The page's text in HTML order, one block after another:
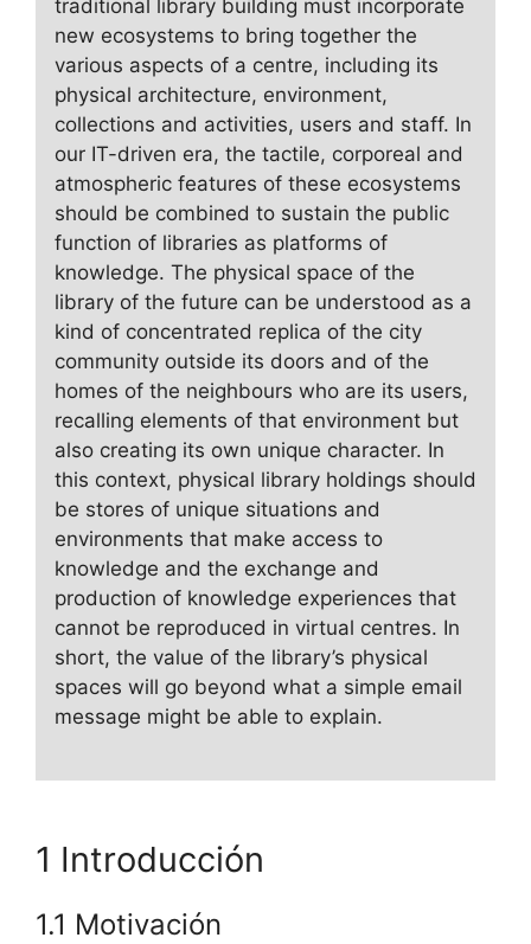
traditional library building must incorporate
new ecosystems to bring together the
various aspects of a centre, including its
physical architecture, environment,
collections and activities, users and staff. In
our IT-driven era, the tactile, corporeal and
atmospheric features of these ecosystems
should be combined to sustain the public
function of libraries as platforms of
knowledge. The physical space of the
library of the future can be understood as a
kind of concentrated replica of the city
community outside its doors and of the
homes of the neighbours who are its users,
recalling elements of that environment but
also creating its own unique character. In
this context, physical library holdings should
be stores of unique situations and
environments that make access to
knowledge and the exchange and
production of knowledge experiences that
cannot be reproduced in virtual centres. In
short, the value of the library’s physical
spaces will go beyond what a simple email
message might be able to explain.
1 Introducción
1.1 Motivación